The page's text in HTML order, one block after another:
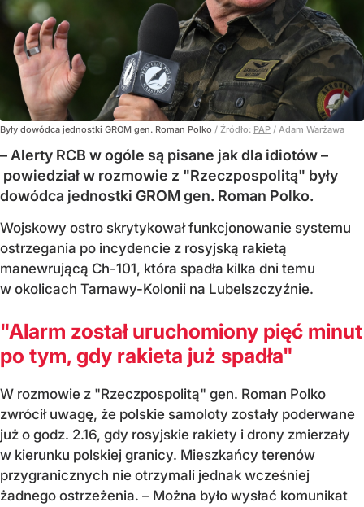
Były dowódca jednostki GROM gen. Roman Polko / Źródło: PAP / Adam Warżawa
– Alerty RCB w ogóle są pisane jak dla idiotów –
powiedział w rozmowie z "Rzeczpospolitą" były
dowódca jednostki GROM gen. Roman Polko.
Wojskowy ostro skrytykował funkcjonowanie systemu
ostrzegania po incydencie z rosyjską rakietą
manewrującą Ch-101, która spadła kilka dni temu
w okolicach Tarnawy-Kolonii na Lubelszczyźnie.
"Alarm został uruchomiony pięć minut
po tym, gdy rakieta już spadła"
W rozmowie z "Rzeczpospolitą" gen. Roman Polko
zwrócił uwagę, że polskie samoloty zostały poderwane
już o godz. 2.16, gdy rosyjskie rakiety i drony zmierzały
w kierunku polskiej granicy. Mieszkańcy terenów
przygranicznych nie otrzymali jednak wcześniej
żadnego ostrzeżenia. – Można było wysłać komunikat